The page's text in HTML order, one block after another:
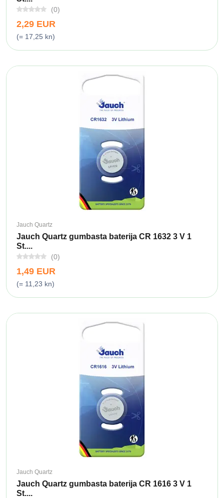
(0)
2,29 EUR
(= 17,25 kn)
Jauch Quartz
Jauch Quartz gumbasta baterija CR 1632 3 V 1
St....
(0)
1,49 EUR
(= 11,23 kn)
Jauch Quartz
Jauch Quartz gumbasta baterija CR 1616 3 V 1
St....